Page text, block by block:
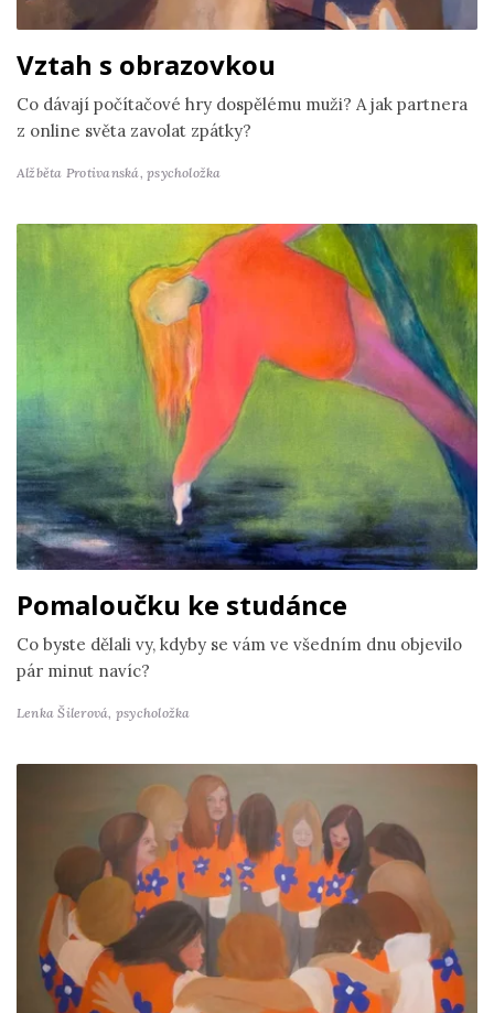
Vztah s obrazovkou
Co dávají počítačové hry dospělému muži? A jak partnera
z online světa zavolat zpátky?
Alžběta Protivanská,psycholožka
Pomaloučku ke studánce
Co byste dělali vy, kdyby se vám ve všedním dnu objevilo
pár minut navíc?
Lenka Šilerová, psycholožka